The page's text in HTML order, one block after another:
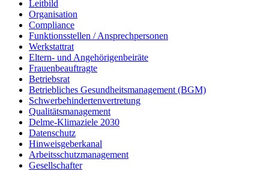
Leitbild
Organisation
Compliance
Funktionsstellen / Ansprechpersonen
Werkstattrat
Eltern- und Angehörigenbeiräte
Frauenbeauftragte
Betriebsrat
Betriebliches Gesundheitsmanagement (BGM)
Schwerbehindertenvertretung
Qualitätsmanagement
Delme-Klimaziele 2030
Datenschutz
Hinweisgeberkanal
Arbeitsschutzmanagement
Gesellschafter